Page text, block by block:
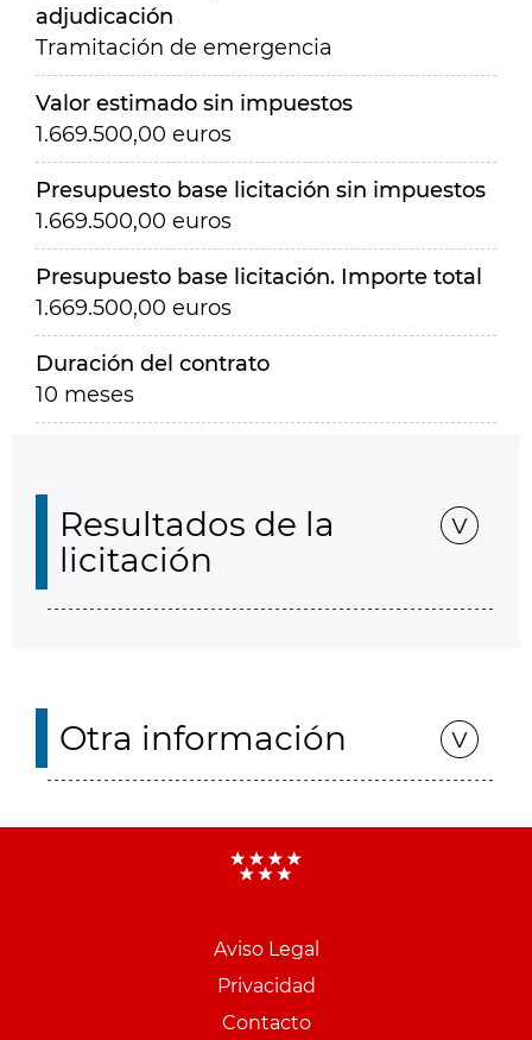
adjudicación
Tramitación de emergencia
Valor estimado sin impuestos
1.669.500,00 euros
Presupuesto base licitación sin impuestos
1.669.500,00 euros
Presupuesto base licitación. Importe total
1.669.500,00 euros
Duración del contrato
10 meses
Resultados de la
licitación
Otra información
Aviso Legal
Privacidad
Contacto